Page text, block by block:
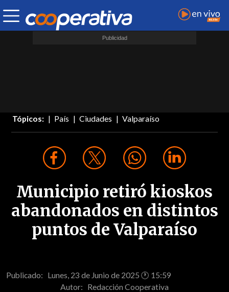
Tópicos: País Ciudades Valparaíso
Municipio retiró kioskos
abandonados en distintos
puntos de Valparaíso
Publicado: Lunes, 23 de Junio de 2025 🕐 15:59
Autor: Redacción Cooperativa